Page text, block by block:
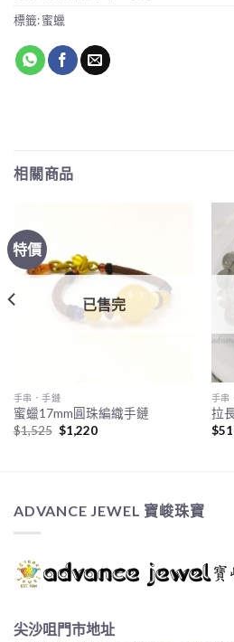
標籤:蜜蠟
相關商品
特價
已售完
手串．手鏈
蜜蠟17mm圓珠編織手鏈
$1,525 Original
price
$1,220Current
手串
拉
$
ADVANCE JEWEL 寶峻珠寶
尖沙咀門市地址